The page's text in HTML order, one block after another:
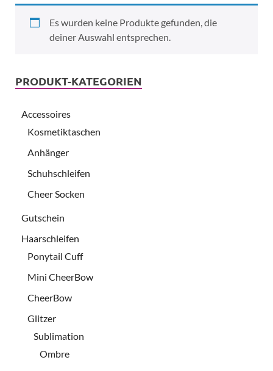
Es wurden keine Produkte gefunden, die
deiner Auswahl entsprechen.
PRODUKT-KATEGORIEN
Accessoires
Kosmetiktaschen
Anhänger
Schuhschleifen
Cheer Socken
Gutschein
Haarschleifen
Ponytail Cuff
Mini CheerBow
CheerBow
Glitzer
Sublimation
Ombre